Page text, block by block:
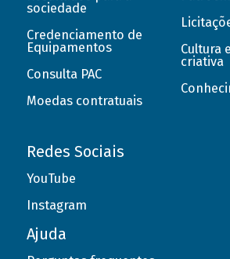
sociedade
Credenciamento de
Equipamentos
Consulta PAC
Moedas contratuais
Cultura
criativa
Redes Sociais
YouTube
Instagram
Ajuda